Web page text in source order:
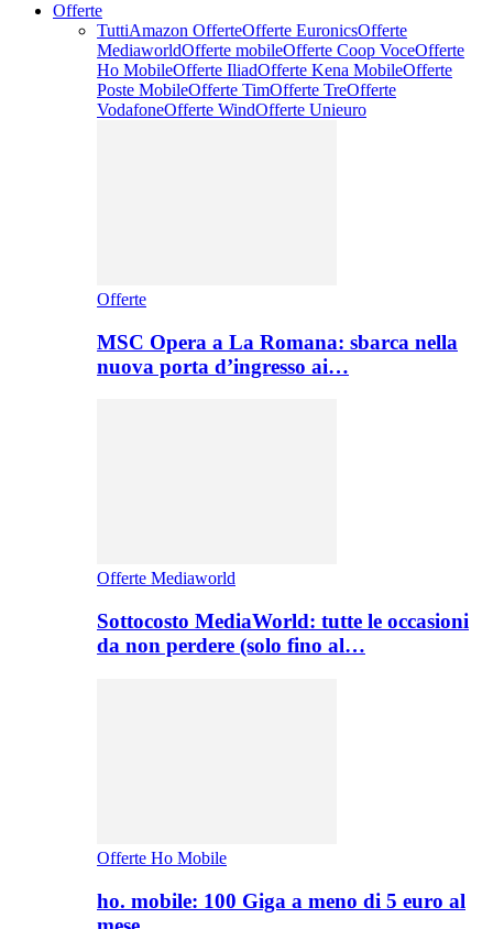
Offerte
TuttiAmazon OfferteOfferte EuronicsOfferte
MediaworldOfferte mobileOfferte Coop VoceOfferte
Ho MobileOfferte IliadOfferte Kena MobileOfferte
Poste MobileOfferte TimOfferte TreOfferte
VodafoneOfferte WindOfferte Unieuro
Offerte
MSC Opera a La Romana: sbarca nella
nuova porta d’ingresso ai…
Offerte Mediaworld
Sottocosto MediaWorld: tutte le occasioni
da non perdere (solo fino al…
Offerte Ho Mobile
ho. mobile: 100 Giga a meno di 5 euro al